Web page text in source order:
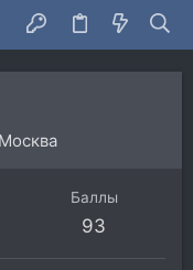
Москва
Баллы
93